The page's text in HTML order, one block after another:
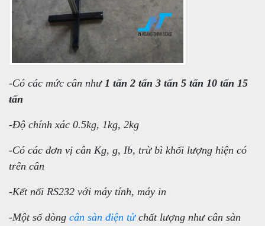
-Có các mức cân như 1 tấn 2 tấn 3 tấn 5 tấn 10 tấn 15
tấn
-Độ chính xác 0.5kg, 1kg, 2kg
-Có các đơn vị cân Kg, g, Ib, trừ bì khối lượng hiện có
trên cân
-Kết nối RS232 với máy tính, máy in
-Một số dòng cân sàn điện tửchất lượng như cân sàn